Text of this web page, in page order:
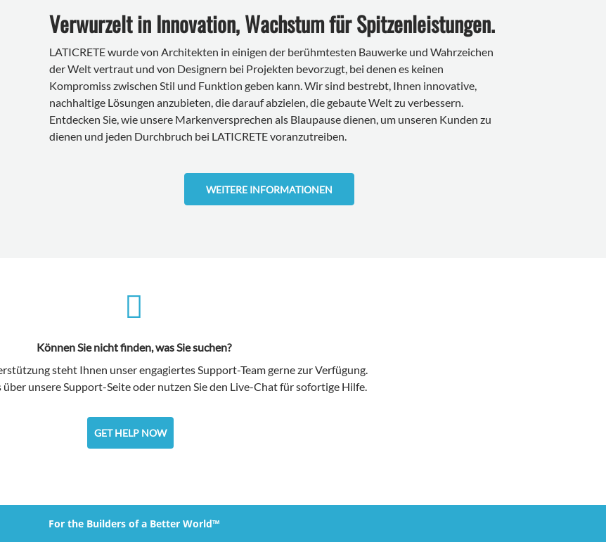
Verwurzelt in Innovation, Wachstum für Spitzenleistungen.
LATICRETE wurde von Architekten in einigen der berühmtesten Bauwerke und Wahrzeichen
der Welt vertraut und von Designern bei Projekten bevorzugt, bei denen es keinen
Kompromiss zwischen Stil und Funktion geben kann. Wir sind bestrebt, Ihnen innovative,
nachhaltige Lösungen anzubieten, die darauf abzielen, die gebaute Welt zu verbessern.
Entdecken Sie, wie unsere Markenversprechen als Blaupause dienen, um unseren Kunden zu
dienen und jeden Durchbruch bei LATICRETE voranzutreiben.
WEITERE INFORMATIONEN
Können Sie nicht finden, was Sie suchen?
steht Ihnen unser engagiertes Support-Team gerne zur Verfügung.
unsere Support-Seite oder nutzen Sie den Live-Chat für sofortige Hilfe.
GET HELP NOW
For the Builders of a Better World™